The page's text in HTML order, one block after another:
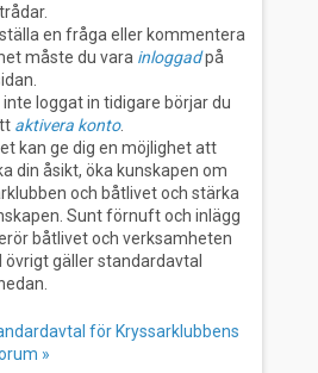
en fråga eller kommentera
måste du vara inloggadpå
inte loggat in tidigare börjar du
aktivera konto.
kan ge dig en möjlighet att
din åsikt, öka kunskapen om
och båtlivet och stärka
Sunt förnuft och inlägg
båtlivet och verksamheten
övrigt gäller standardavtal
för Kryssarklubbens
»